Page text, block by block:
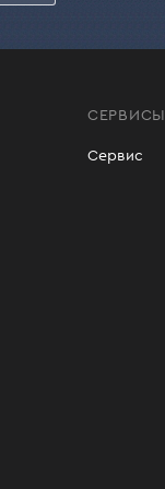
СЕРВИСЫ
Сервис